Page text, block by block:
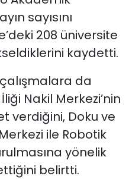
sayısını
208 üniversite
kaydetti.
da
Nakil Merkezi’nin
verdiğini, Doku ve
ile Robotik
yönelik
belirtti.